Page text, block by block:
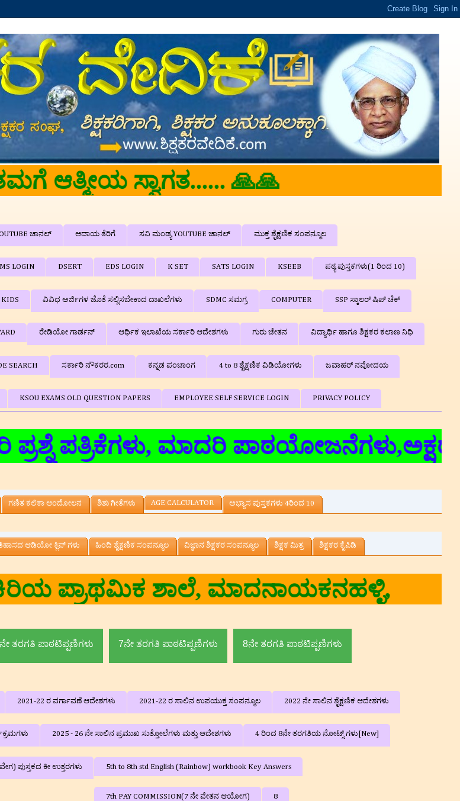
ಚಾನಲ್ ಆದಾಯ ತೆರಿಗೆ ಸವಿ ಮಂಡ್ಯ YOUTUBE ಚಾನಲ್ ಮುಕ್ತ ಶೈಕ್ಷಣಿಕ ಸಂಪನ್ಮೂಲ
LOGIN DSERT EDS LOGIN K SET SATS LOGIN KSEEB ಪಠ್ಯ ಪುಸ್ತಕಗಳು(1 ರಿಂದ 10)
KIDS ವಿವಿಧ ಅರ್ಜಿಗಳ ಜೊತೆ ಸಲ್ಲಿಸಬೇಕಾದ ದಾಖಲೆಗಳು SDMC ಸಮಗ್ರ COMPUTER SSP ಸ್ಕಾಲರ್ ಷಿಪ್‌ ಚೆಕ್
ರೇಡಿಯೋ ಗಾರ್ಡನ್ ಆರ್ಥಿಕ ಇಲಾಖೆಯ ಸರ್ಕಾರಿ ಆದೇಶಗಳು ಗುರು ಚೇತನ ವಿದ್ಯಾರ್ಥಿ ಹಾಗೂ ಶಿಕ್ಷಕರ ಕಲಾಣ ನಿಧಿ
SEARCH ಸರ್ಕಾರಿ ನೌಕರರ.com ಕನ್ನಡ ಪಂಚಾಂಗ 4 to 8 ಶೈಕ್ಷಣಿಕ ವಿಡಿಯೋಗಳು ಜವಾಹರ್ ನವೋದಯ
KSOU EXAMS OLD QUESTION PAPERS EMPLOYEE SELF SERVICE LOGIN PRIVACY POLICY
ಮಾದರಿ ಪಾಠಯೋಜನೆಗಳು,ಅಕ್ಷರ
ಗಣಿತ ಕಲಿಕಾ ಆಂದೋಲನ ಶಿಶು ಗೀತೆಗಳು AGE CALCULATOR ಅಭ್ಯಾಸ ಪುಸ್ತಕಗಳು 4ರಿಂದ 10
ಆಡಿಯೋ ಕ್ಲಿಪ್ ಗಳು ಹಿಂದಿ ಶೈಕ್ಷಣಿಕ ಸಂಪನ್ಮೂಲ ವಿಜ್ಞಾನ ಶಿಕ್ಷಕರ ಸಂಪನ್ಮೂಲ ಶಿಕ್ಷಕ ಮಿತ್ರ ಶಿಕ್ಷಕರ ಕೈಪಿಡಿ
ತರಗತಿ ಪಾಠಟಿಪ್ಪಣಿಗಳು 7ನೇ ತರಗತಿ ಪಾಠಟಿಪ್ಪಣಿಗಳು 8ನೇ ತರಗತಿ ಪಾಠಟಿಪ್ಪಣಿಗಳು
2021-22 ರ ವರ್ಗಾವಣೆ ಆದೇಶಗಳು 2021-22 ರ ಸಾಲಿನ ಉಪಯುಕ್ತ ಸಂಪನ್ಮೂಲ 2022 ನೇ ಸಾಲಿನ ಶೈಕ್ಷಣಿಕ ಆದೇಶಗಳು
2025 - 26 ನೇ ಸಾಲಿನ ಪ್ರಮುಖ ಸುತ್ತೋಲೆಗಳು ಮತ್ತು ಆದೇಶಗಳು 4 ರಿಂದ 8ನೇ ತರಗತಿಯ ನೋಟ್ಸ್ ಗಳು[New]
ಪುಸ್ತಕದ ಕೀ ಉತ್ತರಗಳು 5th to 8th std English (Rainbow) workbook Key Answers
7th PAY COMMISSION(7 ನೇ ವೇತನ ಆಯೋಗ) 8